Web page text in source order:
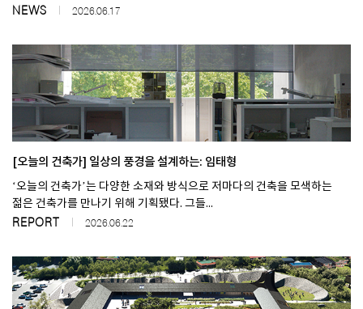
NEWS 2026.06.17
[오늘의 건축가] 일상의 풍경을 설계하는: 임태형
‘오늘의 건축가’는 다양한 소재와 방식으로 저마다의 건축을 모색하는
젊은 건축가를 만나기 위해 기획됐다. 그들...
REPORT 2026.06.22